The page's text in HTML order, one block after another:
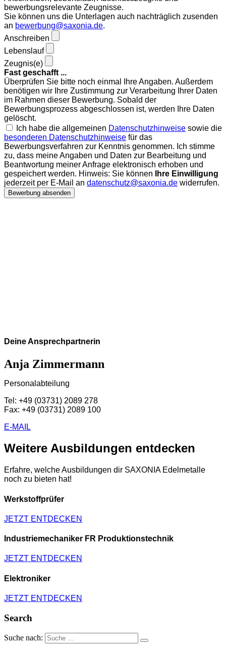
bewerbungsrelevante Zeugnisse.
Sie können uns die Unterlagen auch nachträglich zusenden
an bewerbung@saxonia.de.
Anschreiben
Lebenslauf
Zeugnis(e)
Fast geschafft ...
Überprüfen Sie bitte noch einmal Ihre Angaben. Außerdem
benötigen wir Ihre Zustimmung zur Verarbeitung Ihrer Daten
im Rahmen dieser Bewerbung. Sobald der
Bewerbungsprozess abgeschlossen ist, werden Ihre Daten
gelöscht.
Ich habe die allgemeinen Datenschutzhinweise sowie die
besonderen Datenschutzhinweise für das
Bewerbungsverfahren zur Kenntnis genommen. Ich stimme
zu, dass meine Angaben und Daten zur Bearbeitung und
Beantwortung meiner Anfrage elektronisch erhoben und
gespeichert werden. Hinweis: Sie können
Ihre Einwilligung
jederzeit per E-Mail an datenschutz@saxonia.de widerrufen.
Bewerbung absenden
Deine Ansprechpartnerin
Anja Zimmermann
Personalabteilung
Tel: +49 (03731) 2089 278
Fax: +49 (03731) 2089 100
E-MAIL
Weitere Ausbildungen entdecken
Erfahre, welche Ausbildungen dir SAXONIA Edelmetalle
noch zu bieten hat!
Werkstoffprüfer
JETZT ENTDECKEN
Industriemechaniker FR Produktionstechnik
JETZT ENTDECKEN
Elektroniker
JETZT ENTDECKEN
Search
Suche nach: